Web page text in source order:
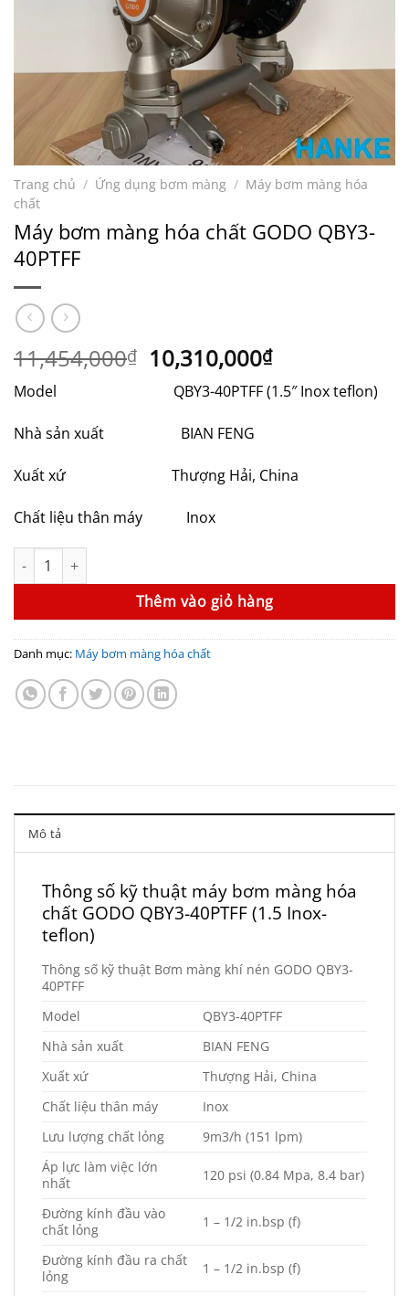
Trang chủ / Ứng dụng bơm màng / Máy bơm màng hóa
chất
Máy bơm màng hóa chất GODO QBY3-
40PTFF
11,454,000₫ Giá
gốc
11,454,000₫.
10,310,000₫Giá
hiện
tại
Model QBY3-40PTFF (1.5″ Inox teflon)
Nhà sản xuất BIAN FENG
Xuất xứ Thượng Hải, China
Chất liệu thân máy Inox
Máy bơm màng hóa chất GODO QBY3-40PTFF số lượng
Thêm vào giỏ hàng
Danh mục: Máy bơm màng hóa chất
Mô tả
Thông số kỹ thuật máy bơm màng hóa
chất GODO QBY3-40PTFF (1.5 Inox-
teflon)
Thông số kỹ thuật Bơm màng khí nén GODO QBY3-
40PTFF
Model
QBY3-40PTFF
Nhà sản xuất
BIAN FENG
Xuất xứ
Thượng Hải, China
Chất liệu thân máy
Inox
Lưu lượng chất lỏng
9m3/h (151 lpm)
Áp lực làm việc lớn
nhất
120 psi (0.84 Mpa, 8.4 bar)
Đường kính đầu vào
chất lỏng
1 – 1/2 in.bsp (f)
Đường kính đầu ra chất
lỏng
1 – 1/2 in.bsp (f)